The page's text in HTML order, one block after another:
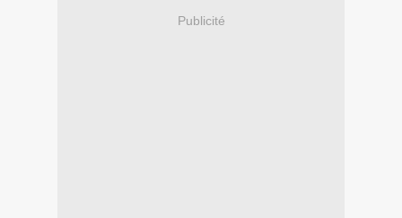
Publicité